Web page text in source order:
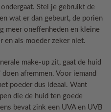
Stel je gebruikt de
wat er dan gebeurt, de porien
meer oneffenheden en kleine
en als moeder zeker niet.
make-up zit, gaat de huid
doen afremmen. Voor iemand
poeder dus ideaal. Want
die de huid ten goede
bevat zink een UVA en UVB